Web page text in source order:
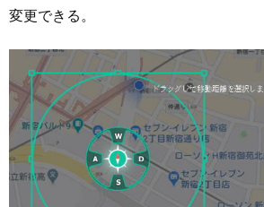
変更できる。